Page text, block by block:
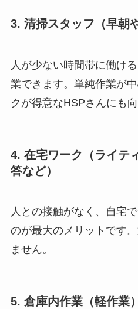
3. 清掃スタッフ（早朝
人が少ない時間帯に働け
業できます。単純作業が
クが得意なHSPさんにも向
4. 在宅ワーク（ライテ
答など）
人との接触がなく、自宅
のが最大のメリットです
ません。
5. 倉庫内作業（軽作業）